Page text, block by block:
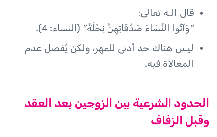
قال الله تعالى:
“وَآتُوا النِّسَاءَ صَدُقَاتِهِنَّ نِحْلَةً” (النساء: 4).
ليس هناك حد أدنى للمهر، ولكن يُفضل عدم
المغالاة فيه.
الحدود الشرعية بين الزوجين بعد العقد
وقبل الزفاف